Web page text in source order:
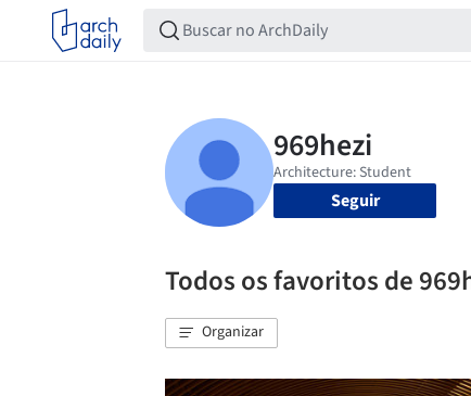
Seguir
Todos os favoritos de
Organizar